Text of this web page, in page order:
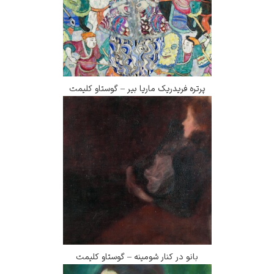
پرتره فریدریک ماریا بیر – گوستاو کلیمت
بانو در کنار شومینه – گوستاو کلیمت